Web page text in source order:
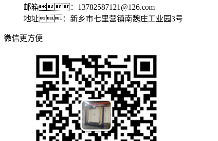
邮箱：13782587121@126.com
地址：新乡市七里营镇南魏庄工业园3号
微信更方便